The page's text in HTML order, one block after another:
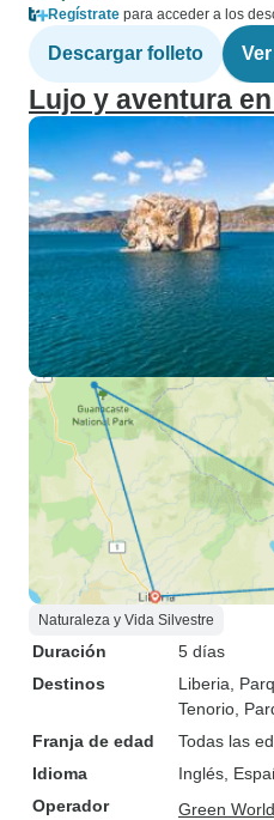
Regístrate para acceder a los
Descargar folleto
Lujo y aventura
Naturaleza y Vida Silvestre
Duración
5 días
Destinos
Liberia ,
Tenorio ,
Franja de edad
Todas las
Idioma
Inglés,
Operador
Green